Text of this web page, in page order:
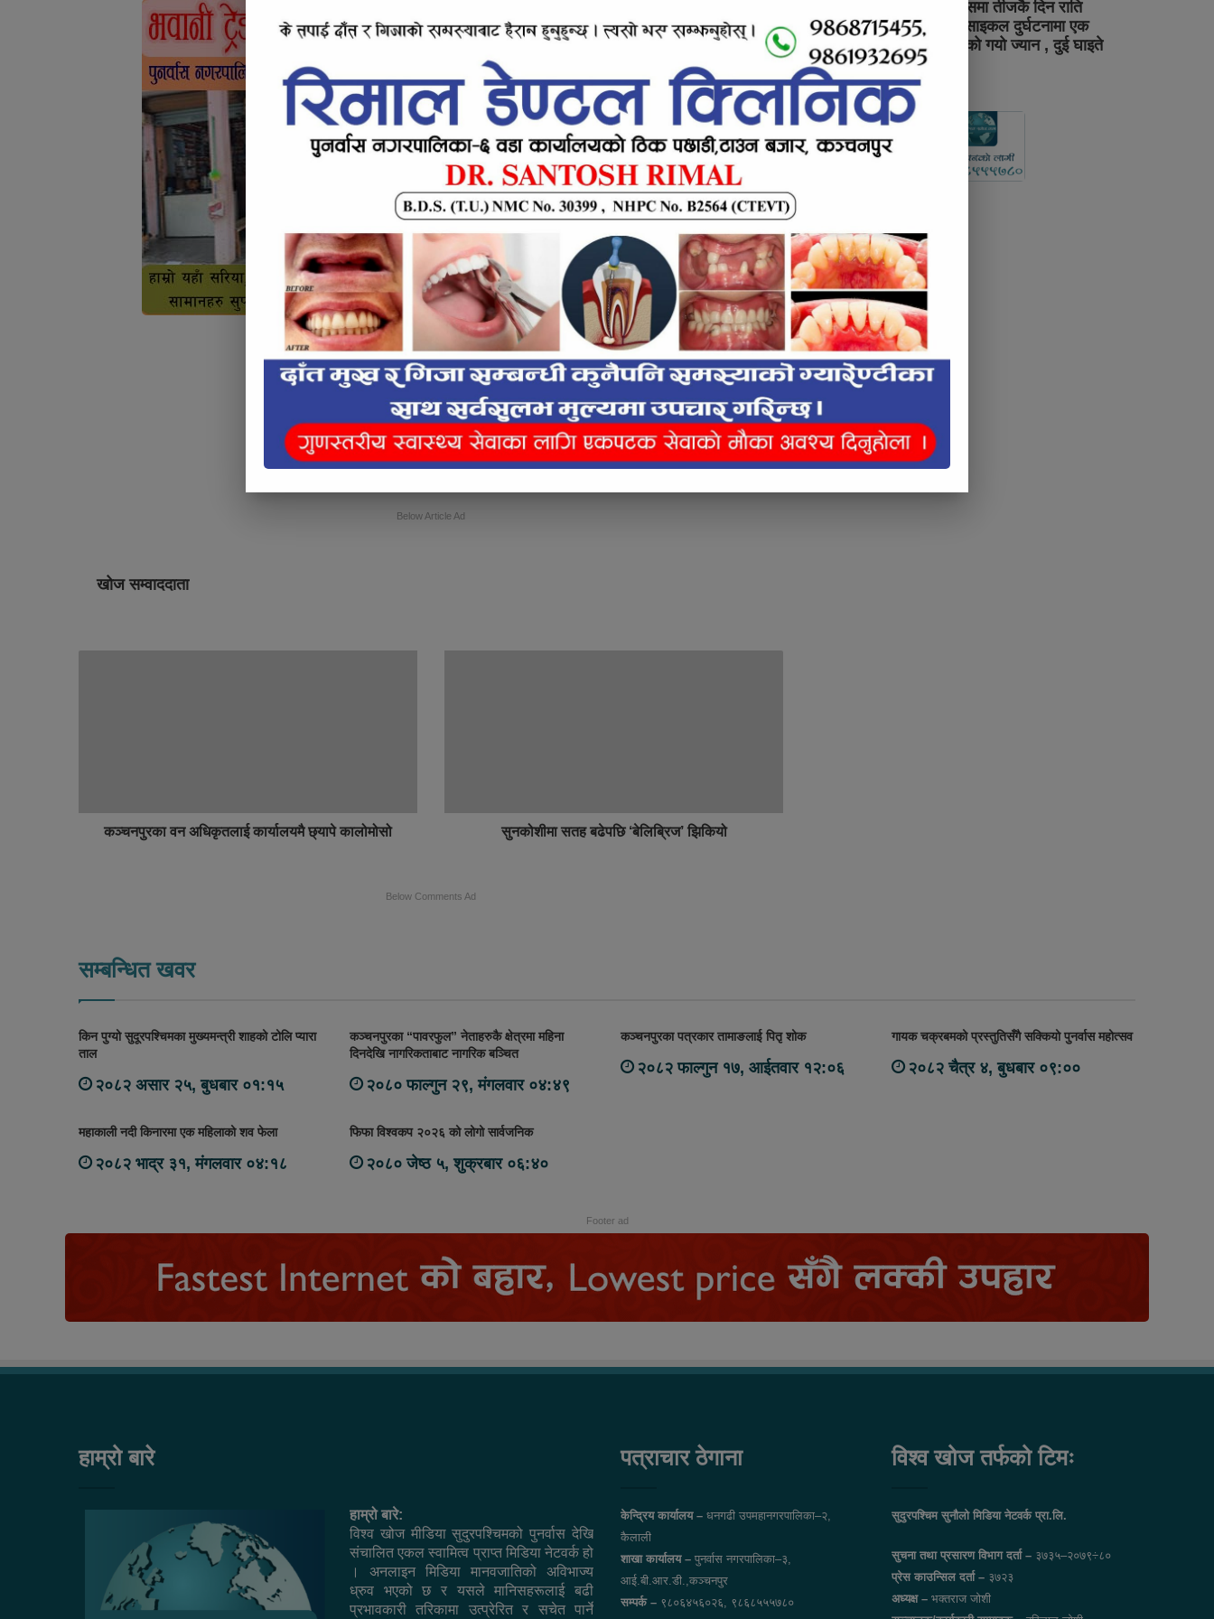
Article inline ad #2
Below Article Content Ad
Below Article Ad
खोज सम्वाददाता
कञ्चनपुरका वन अधिकृतलाई कार्यालयमै छ्यापे कालोमोसो सुनकोशीमा सतह बढेपछि ‘बेलिब्रिज’ झिकियो
Below Comments Ad
पुनर्वासमा तीजकै दिन राति
मोटरसाइकल दुर्घटनामा एक
युवकको गयो ज्यान , दुई घाइते
सम्बन्धित खवर
किन पुग्यो सुदूरपश्चिमका मुख्यमन्त्री शाहको टोलि प्यारा
ताल
२०८२ असार २५, बुधबार ०१:१५
कञ्चनपुरका “पावरफुल” नेताहरुकै क्षेत्रमा महिना
दिनदेखि नागरिकताबाट नागरिक बञ्चित
२०८० फाल्गुन २९, मंगलवार ०४:४९
कञ्चनपुरका पत्रकार तामाङलाई पितृ शोक
२०८२ फाल्गुन १७, आईतवार १२:०६
गायक चक्रबमको प्रस्तुतिसँगै सक्कियो पुनर्वास महोत्सव
२०८२ चैत्र ४, बुधबार ०९:००
महाकाली नदी किनारमा एक महिलाको शव फेला
२०८२ भाद्र ३१, मंगलवार ०४:१८
फिफा विश्वकप २०२६ को लोगो सार्वजनिक
२०८० जेष्ठ ५, शुक्रबार ०६:४०
Footer ad
हाम्रो बारे
हाम्रो बारे:
विश्व खोज मीडिया सुदुरपश्चिमको पुनर्वास देखि
संचालित एकल स्वामित्व प्राप्त मिडिया नेटवर्क हो
। अनलाइन मिडिया मानवजातिको अविभाज्य
ध्रुव भएको छ र यसले मानिसहरूलाई बढी
प्रभावकारी तरिकामा उत्प्रेरित र सचेत पार्ने
पत्राचार ठेगाना
केन्द्रिय कार्यालय – धनगढी उपमहानगरपालिका–२,
कैलाली
शाखा कार्यालय – पुनर्वास नगरपालिका–३,
आई.बी.आर.डी.,कञ्चनपुर
सम्पर्क – ९८०६४५६०२६, ९८६८५५५७८०
विश्व खोज तर्फको टिमः
सुदुरपश्चिम सुनौलो मिडिया नेटवर्क प्रा.लि.
सुचना तथा प्रसारण विभाग दर्ता – ३७३५–२०७९÷८०
प्रेस काउन्सिल दर्ता – ३७२३
अध्यक्ष – भक्तराज जोशी